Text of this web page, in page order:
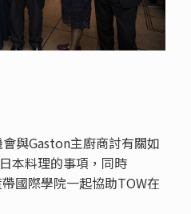
與Gaston主廚商討有關如
本料理的事項，同時
國際學院一起協助TOW在